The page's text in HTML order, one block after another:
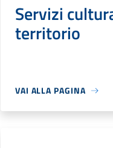
Servizi
territorio
VAI ALLA PAGINA